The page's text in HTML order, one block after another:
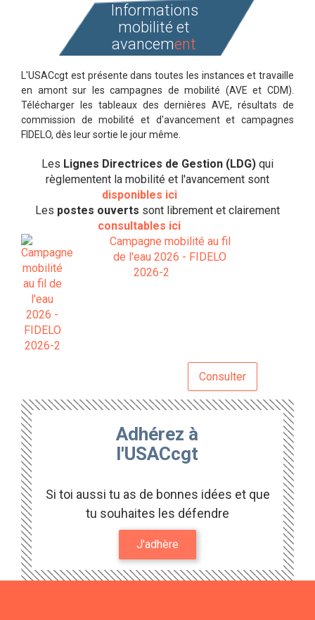
Informations
mobilité et
avancement
L'USACcgt est présente dans toutes les instances et travaille
en amont sur les campagnes de mobilité (AVE et CDM).
Télécharger les tableaux des dernières AVE, résultats de
commission de mobilité et d'avancement et campagnes
FIDELO, dès leur sortie le jour même.
Les Lignes Directrices de Gestion (LDG) qui
règlementent la mobilité et l'avancement sont
disponibles ici
Les postes ouverts sont librement et clairement
consultables ici
Campagne mobilité au fil
de l'eau 2026 - FIDELO
2026-2
Consulter
Adhérez à
l'USACcgt
Si toi aussi tu as de bonnes idées et que
tu souhaites les défendre
J'adhère